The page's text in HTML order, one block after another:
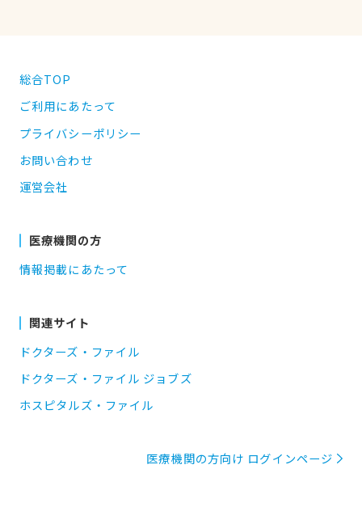
総合TOP
ご利用にあたって
プライバシーポリシー
お問い合わせ
運営会社
医療機関の方
情報掲載にあたって
関連サイト
ドクターズ・ファイル
ドクターズ・ファイル ジョブズ
ホスピタルズ・ファイル
医療機関の方向け ログインページ